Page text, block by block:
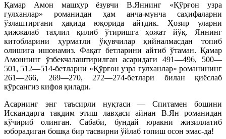
Қамар Амон машҳур ёзувчи В.Яннинг «Қўрғон узра
гулханлар» романидан ҳам анча-мунча саҳифаларни
ўзлаштиргани ҳақида юқорида айтдик. Ҳозир уларни
ҳижжалаб таҳлил қилиб ўтиришга ҳожат йўқ. Яннинг
китобларини ҳурматли ўқувчилар қийналмасдан топиб
олишига ишонамиз. Фақат бетларини айтиб ўтаман. Қамар
Амоннинг ўзбекчалаштирилган асаридаги 491—496, 500—
501, 512—514-бетларни «Қўрғон узра гулханлар» романининг
261—266, 269—270, 272—274-бетлари билан қиёслаб
кўрсангиз кифоя қилади.
Асарнинг энг таъсирли нуқтаси — Спитамен бошини
Искандарга тақдим этиш лавҳаси айнан В.Ян романидан
кўчириб олинган. Сабаби, бундай юракни жизиллатиб
юборадиган бошқа бир тасвирни ўйлаб топиш осон эмас-да!